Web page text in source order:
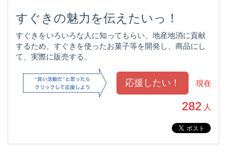
すぐきの魅力を伝えたいっ！
すぐきをいろいろな人に知ってもらい、地産地消に貢献
するため、すぐきを使ったお菓子等を開発し、商品にし
て、実際に販売する。
現在
282 人